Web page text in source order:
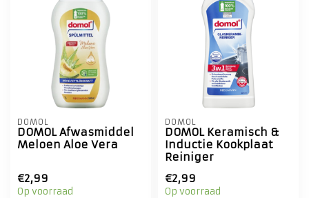
DOMOL
DOMOL Afwasmiddel
Meloen Aloe Vera
€2,99
Op voorraad
DOMOL
DOMOL Keramisch &
Inductie Kookplaat
Reiniger
€2,99
Op voorraad